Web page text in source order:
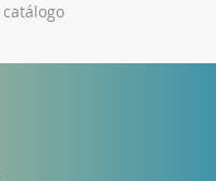
catálogo